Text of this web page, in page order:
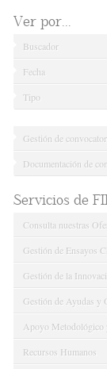
Ver por...
Buscador
Fecha
Tipo
Gestión de
Documentación de
Servicios de
Consulta nuestras
Gestión de Ensayos
Gestión de la
Gestión de Ayudas y
Apoyo Metodológico
Recursos Humanos